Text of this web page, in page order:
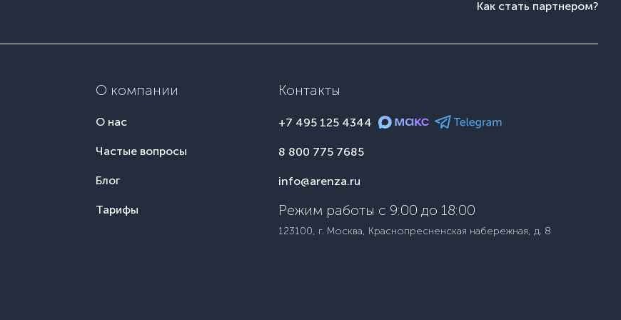
Как стать партнером?
О компании
О нас
Частые вопросы
Блог
Тарифы
Контакты
+7 495 125 4344
8 800 775 7685
info@arenza.ru
Режим работы с 9:00 до 18:00
123100, г. Москва, Краснопресненская набережная, д. 8